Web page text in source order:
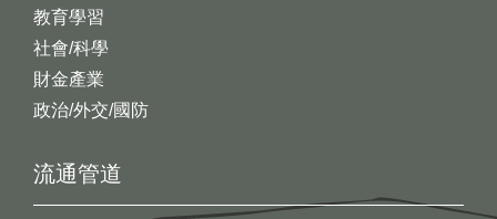
教育學習
社會/科學
財金產業
政治/外交/國防
流通管道